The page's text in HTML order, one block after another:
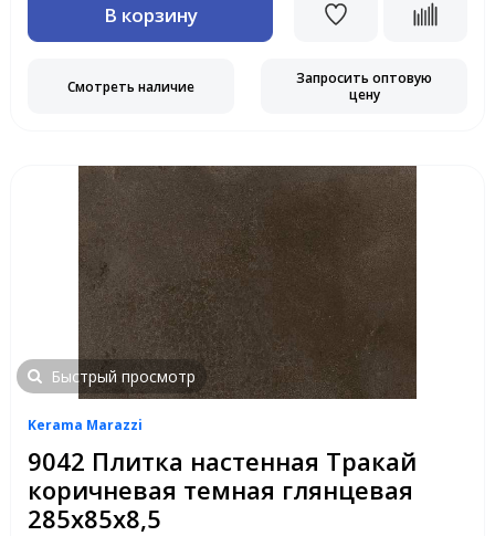
В корзину
Смотреть наличие
Запросить оптовую
цену
Быстрый просмотр
Kerama Marazzi
9042 Плитка настенная Тракай
коричневая темная глянцевая
285х85х8,5